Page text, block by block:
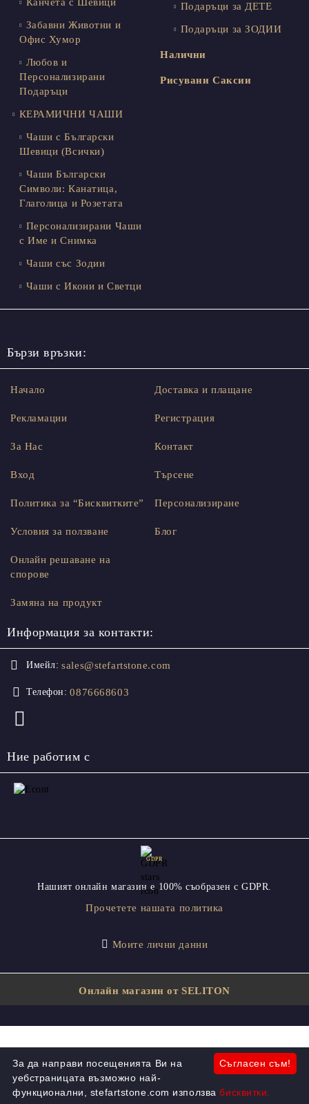
Забавни Животни и
Офис Хумор
Любов и
Персонализирани
Подаръци
КЕРАМИЧНИ ЧАШИ
Чаши с Български
Шевици (Всички)
Чаши Български
Символи: Канатица,
Глаголица и Розетата
Персонализирани Чаши
с Име и Снимка
Чаши със Зодии
Чаши с Икони и Светци
Подаръци за ДЕТЕ
Подаръци за ЗОДИИ
Налични
Рисувани Саксии
Бързи връзки:
Начало
Рекламации
За Нас
Вход
Доставка и плащане
Регистрация
Контакт
Търсене
Политика за “Бисквитките”
Условия за ползване
Онлайн решаване на
спорове
Замяна на продукт
Персонализиране
Блог
Информация за контакти:
Имейл: sales@stefartstone.com
Телефон: 0876668603
Ние работим с
GDPR
Нашият онлайн магазин е 100% съобразен с GDPR.
Прочетете нашата политика
Моите лични данни
Онлайн магазин от SELITON
Съгласен съм!
За да направи посещенията Ви на
уебстраницата възможно най-
функционални, stefartstone.com използвабисквитки.